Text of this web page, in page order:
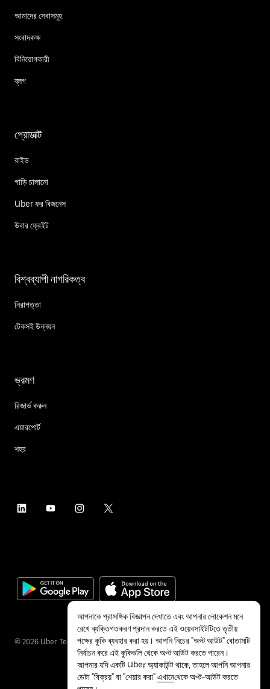
আমাদের সেবাসমূহ
সংবাদকক্ষ
বিনিয়োগকারী
ব্লগ
প্রোডাক্ট
রাইড
গাড়ি চালানো
Uber ফর বিজনেস
উবার ফ্রেইট
বিশ্বব্যাপী নাগরিকত্ব
নিরাপত্তা
টেকসই উন্নয়ন
ভ্রমণ
রিজার্ভ করুন
এয়ারপোর্ট
শহর
© 2026 Uber Technologies Inc.
আপনাকে প্রাসঙ্গিক বিজ্ঞাপন দেখাতে এবং আপনার লোকেশন মনে
রেখে ব্যক্তিগতকরণ প্রদান করতে এই ওয়েবসাইটটিতে তৃতীয়
পক্ষের কুকি ব্যবহার করা হয়। আপনি নিচের "অপ্ট আউট" বোতামটি
নির্বাচন করে এই কুকিগুলি থেকে অপ্ট আউট করতে পারেন।
আপনার যদি একটি Uber অ্যাকাউন্ট থাকে, তাহলে আপনি আপনার
ডেটা "বিক্রয়" বা "শেয়ার করা"এখানেথেকে অপ্ট-আউট করতে